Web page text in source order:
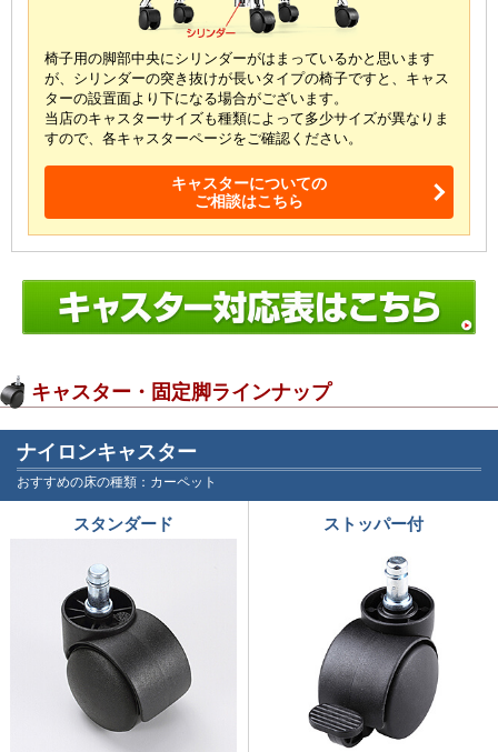
椅子用の脚部中央にシリンダーがはまっているかと思います
が、 シリンダーの突き抜けが長いタイプの椅子ですと、 キャス
ターの設置面より下になる場合がございます。
当店のキャスターサイズも種類によって多少サイズが異なりま
すので、各キャスターページをご確認ください。
キャスターについての
ご相談はこちら
キャスター・固定脚ラインナップ
ナイロンキャスター
おすすめの床の種類：カーペット
スタンダード ストッパー付